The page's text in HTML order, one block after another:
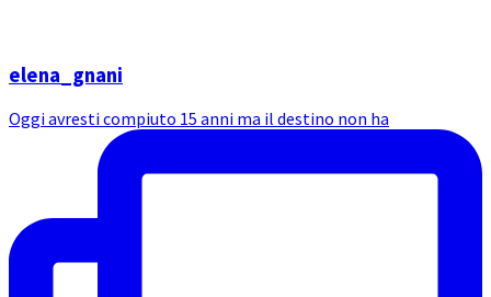
elena_gnani
Oggi avresti compiuto 15 anni ma il destino non ha